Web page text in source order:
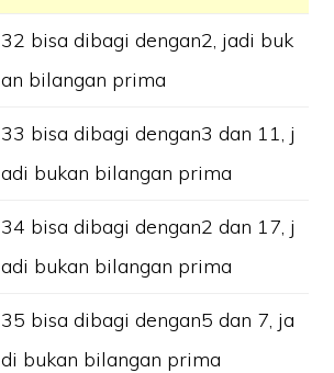
32 bisa dibagi dengan2, jadi buk
an bilangan prima
33 bisa dibagi dengan3 dan 11, j
adi bukan bilangan prima
34 bisa dibagi dengan2 dan 17, j
adi bukan bilangan prima
35 bisa dibagi dengan5 dan 7, ja
di bukan bilangan prima